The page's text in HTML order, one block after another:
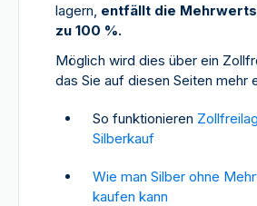
lagern, entfällt die
zu 100 %.
Möglich wird dies über ein
das Sie auf diesen Seiten mehr
So funktionieren
Silberkauf
Wie man Silber ohne
kaufen kann